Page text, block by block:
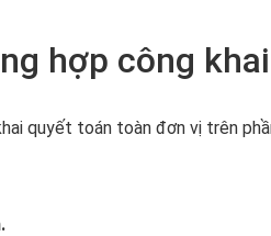
hợp công
quyết toán toàn đơn vị trên